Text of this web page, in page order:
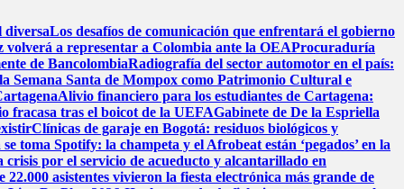
diversaLos desafíos de comunicación que enfrentará el gobierno
volverá a representar a Colombia ante la OEAProcuraduría
de BancolombiaRadiografía del sector automotor en el país:
Semana Santa de Mompox como Patrimonio Cultural e
Alivio financiero para los estudiantes de Cartagena:
fracasa tras el boicot de la UEFAGabinete de De la Espriella
Clínicas de garaje en Bogotá: residuos biológicos y
toma Spotify: la champeta y el Afrobeat están ‘pegados’ en la
crisis por el servicio de acueducto y alcantarillado en
asistentes vivieron la fiesta electrónica más grande de